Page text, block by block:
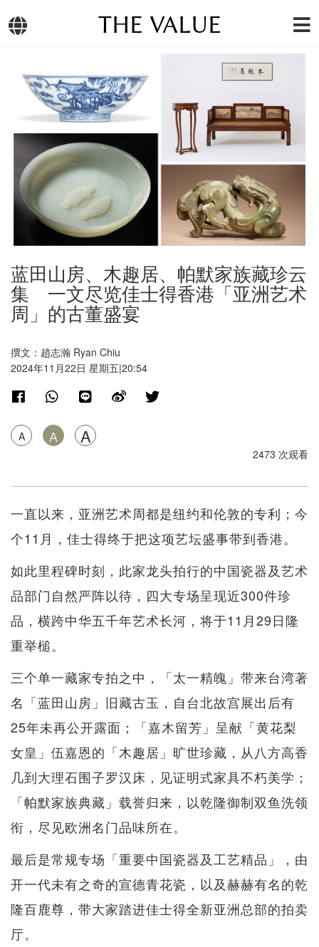
THE VALUE
蓝田山房、木趣居、帕默家族藏珍云
集 一文尽览佳士得香港「亚洲艺术
周」的古董盛宴
撰文：趙志瀚 Ryan Chiu
2024年11月22日 星期五|20:54
A A A
2473 次观看
一直以来，亚洲艺术周都是纽约和伦敦的专利；今
个11月，佳士得终于把这项艺坛盛事带到香港。
如此里程碑时刻，此家龙头拍行的中国瓷器及艺术
品部门自然严阵以待，四大专场呈现近300件珍
品，横跨中华五千年艺术长河，将于11月29日隆
重举槌。
三个单一藏家专拍之中，「太一精魄」带来台湾著
名「蓝田山房」旧藏古玉，自台北故宫展出后有
25年未再公开露面；「嘉木留芳」呈献「黄花梨
女皇」伍嘉恩的「木趣居」旷世珍藏，从八方高香
几到大理石围子罗汉床，见证明式家具不朽美学；
「帕默家族典藏」载誉归来，以乾隆御制双鱼洗领
衔，尽见欧洲名门品味所在。
最后是常规专场「重要中国瓷器及工艺精品」，由
开一代未有之奇的宣德青花瓷，以及赫赫有名的乾
隆百鹿尊，带大家踏进佳士得全新亚洲总部的拍卖
厅。